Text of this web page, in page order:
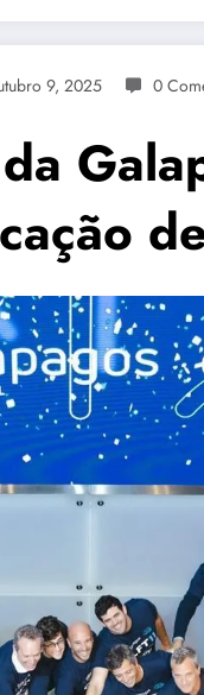
9, 2025 0